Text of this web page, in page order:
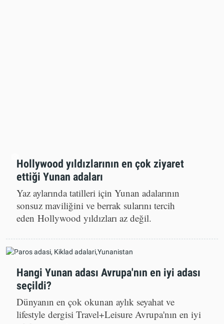
Hollywood yıldızlarının en çok ziyaret
ettiği Yunan adaları
Yaz aylarında tatilleri için Yunan adalarının
sonsuz maviliğini ve berrak sularını tercih
Hangi Yunan adası Avrupa'nın en iyi adası
seçildi?
Dünyanın en çok okunan aylık seyahat ve